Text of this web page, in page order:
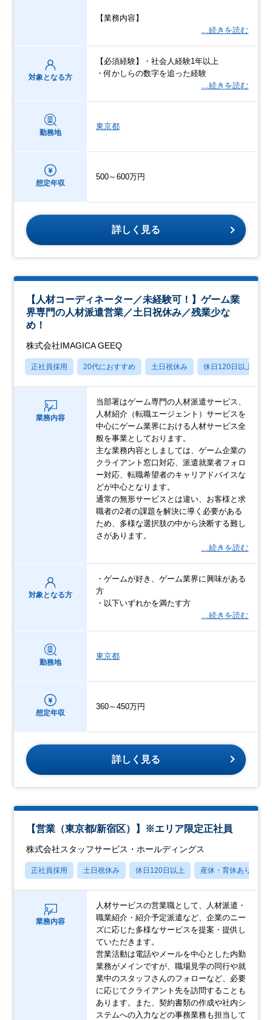
【業務内容】
…続きを読む
対象となる方
【必須経験】・社会人経験1年以上
・何かしらの数字を追った経験
…続きを読む
勤務地
東京都
想定年収
500～600万円
詳しく見る
【人材コーディネーター／未経験可！】ゲーム業
界専門の人材派遣営業／土日祝休み／残業少な
め！
株式会社IMAGICA GEEQ
正社員採用 20代におすすめ 土日祝休み 休日120日以上
業務内容
当部署はゲーム専門の人材派遣サービス、
人材紹介（転職エージェント）サービスを
中心にゲーム業界における人材サービス全
般を事業としております。
主な業務内容としましては、ゲーム企業の
クライアント窓口対応、派遣就業者フォロ
ー対応、転職希望者のキャリアドバイスな
どが中心となります。
通常の無形サービスとは違い、お客様と求
職者の2者の課題を解決に導く必要がある
ため、多様な選択肢の中から決断する難し
さがあります。
…続きを読む
対象となる方
・ゲームが好き、ゲーム業界に興味がある
方
・以下いずれかを満たす方
…続きを読む
勤務地
東京都
想定年収
360～450万円
詳しく見る
【営業（東京都/新宿区）】※エリア限定正社員
株式会社スタッフサービス・ホールディングス
正社員採用 土日祝休み 休日120日以上 産休・育休あり
業務内容
人材サービスの営業職として、人材派遣・
職業紹介・紹介予定派遣など、企業のニー
ズに応じた多様なサービスを提案・提供し
ていただきます。
営業活動は電話やメールを中心とした内勤
業務がメインですが、職場見学の同行や就
業中のスタッフさんのフォローなど、必要
に応じてクライアント先を訪問することも
あります。また、契約書類の作成や社内シ
ステムへの入力などの事務業務も担当して